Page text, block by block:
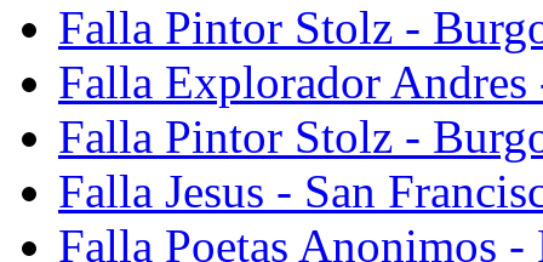
Falla Pintor Stolz -
Falla Explorador Andres
Falla Pintor Stolz -
Falla Jesus - San
Falla Poetas Anonimos